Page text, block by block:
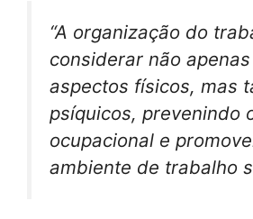
“A organização do
considerar não
aspectos físicos, mas
psíquicos, prevenindo
ocupacional e
ambiente de trabalho